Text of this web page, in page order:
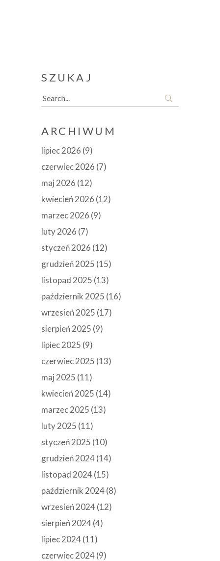
SZUKAJ
Search
for:
ARCHIWUM
lipiec 2026 (9)
czerwiec 2026 (7)
maj 2026 (12)
kwiecień 2026 (12)
marzec 2026 (9)
luty 2026 (7)
styczeń 2026 (12)
grudzień 2025 (15)
listopad 2025 (13)
październik 2025 (16)
wrzesień 2025 (17)
sierpień 2025 (9)
lipiec 2025 (9)
czerwiec 2025 (13)
maj 2025 (11)
kwiecień 2025 (14)
marzec 2025 (13)
luty 2025 (11)
styczeń 2025 (10)
grudzień 2024(14)
listopad 2024(15)
październik 2024(8)
wrzesień 2024(12)
sierpień 2024(4)
lipiec 2024(11)
czerwiec 2024(9)